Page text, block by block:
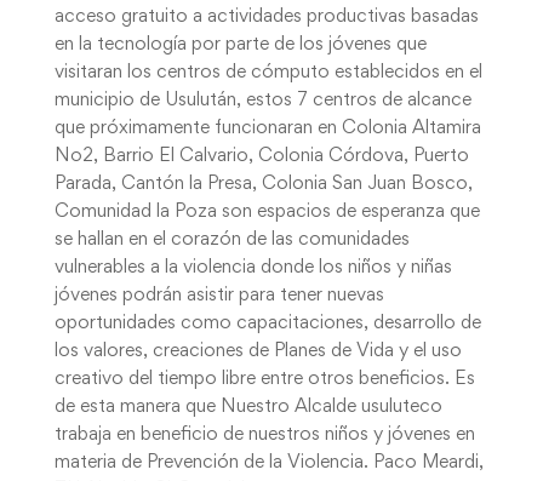
acceso gratuito a actividades productivas basadas
en la tecnología por parte de los jóvenes que
visitaran los centros de cómputo establecidos en el
municipio de Usulután, estos 7 centros de alcance
que próximamente funcionaran en Colonia Altamira
No2, Barrio El Calvario, Colonia Córdova, Puerto
Parada, Cantón la Presa, Colonia San Juan Bosco,
Comunidad la Poza son espacios de esperanza que
se hallan en el corazón de las comunidades
vulnerables a la violencia donde los niños y niñas
jóvenes podrán asistir para tener nuevas
oportunidades como capacitaciones, desarrollo de
los valores, creaciones de Planes de Vida y el uso
creativo del tiempo libre entre otros beneficios. Es
de esta manera que Nuestro Alcalde usuluteco
trabaja en beneficio de nuestros niños y jóvenes en
materia de Prevención de la Violencia. Paco Meardi,